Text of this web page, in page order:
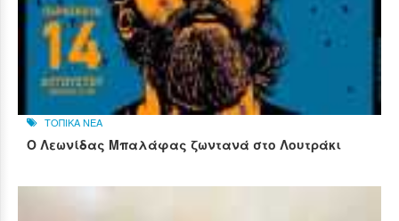
ΤΟΠΙΚΑ ΝΕΑ
Ο Λεωνίδας Μπαλάφας ζωντανά στο Λουτράκι